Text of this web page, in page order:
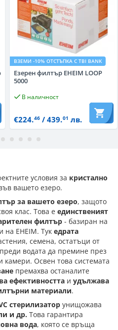
ВЗЕМИ -10% ОТСТЪПКА С TBI BANK
Езерен филтър EHEIM LOOP
5000
В наличност
€224.46/ 439.01 лв.
условия за кристално
вашето езеро.
за вашето езеро, защото
клас. Това е единственият
филтър - базиран на
EHEIM. Тук едрата
семена, остатъци от
водата да премине през
Освен това системата
премахва останалите
ефективността и удължава
материали.
стерилизатор унищожава
и др. Това гарантира
вода, която се връща